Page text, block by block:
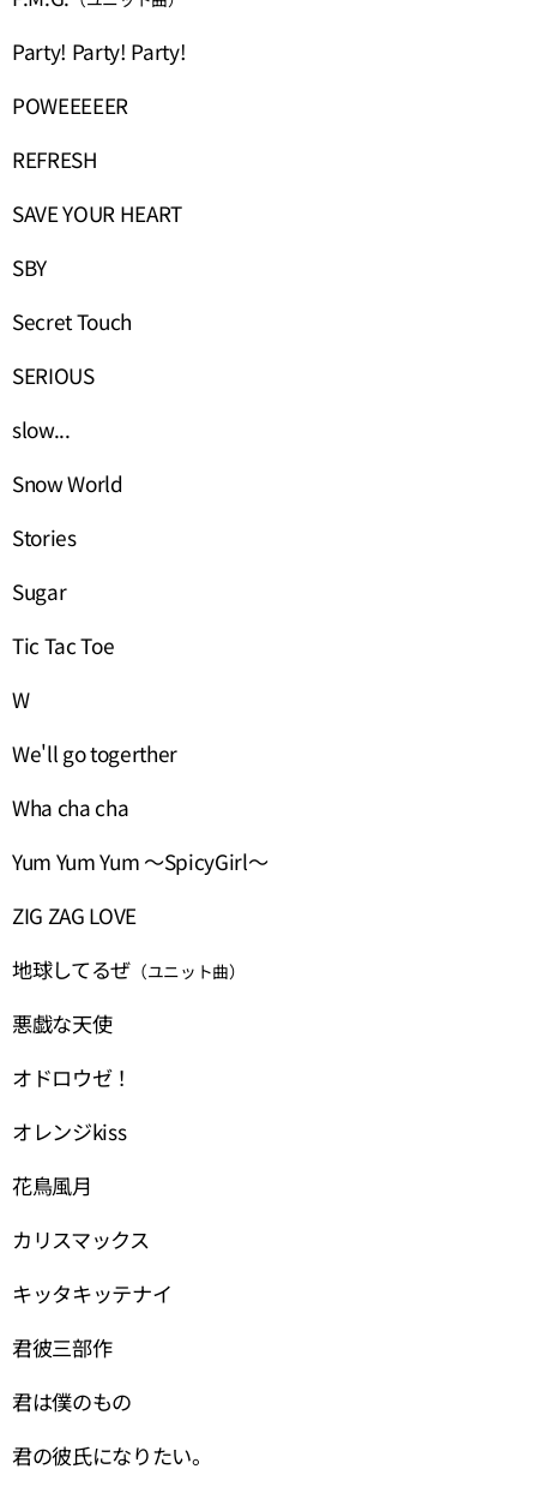
Party! Party! Party!
POWEEEEER
REFRESH
SAVE YOUR HEART
SBY
Secret Touch
SERIOUS
slow...
Snow World
Stories
Sugar
Tic Tac Toe
W
We'll go togerther
Wha cha cha
Yum Yum Yum ～SpicyGirl～
ZIG ZAG LOVE
地球してるぜ （ユニット曲）
悪戯な天使
オドロウゼ！
オレンジkiss
花鳥風月
カリスマックス
キッタキッテナイ
君彼三部作
君は僕のもの
君の彼氏になりたい。